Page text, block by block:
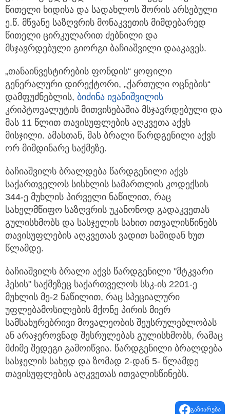
წითელი ხიდისა და სადახლოს შორის არსებული
ე.წ. მწვანე საზღვრის მონაკვეთის მიმდებარედ
წითელი ცირკულარით ძებნილი და
მსჯავრდებული გიორგი ბაჩიაშვილი დააკავეს.
„თანაინვესტირების ფონდის“ ყოფილი
გენერალური დირექტორი, „ქართული ოცნების“
დამფუძნებლის, ბიძინა ივანიშვილის
კრიპტოვალუტის მითვისებაშია მსჯავრდებული და
მას 11 წლით თავისუფლების აღკვეთა აქვს
მისჯილი. ამასთან, მას ბრალი წარდგენილი აქვს
ორ მიმდინარე საქმეზე.
ბაჩიაშვილს ბრალდება წარდგენილი აქვს
საქართველოს სისხლის სამართლის კოდექსის
344-ე მუხლის პირველი ნაწილით, რაც
სახელმწიფო საზღვრის უკანონოდ გადაკვეთას
გულისხმობს და სასჯელის სახით ითვალისწინებს
თავისუფლების აღკვეთას ვადით სამიდან ხუთ
წლამდე.
ბაჩიაშვილს ბრალი აქვს წარდგენილი "მტკვარი
ჰესის" საქმეზეც საქართველოს სსკ-ის 2201-ე
მუხლის მე-2 ნაწილით, რაც სპეციალური
უფლებამოსილების მქონე პირის მიერ
სამსახურებრივი მოვალეობის შეუსრულებლობას
ან არაჯეროვნად შესრულებას გულისხმობს, რამაც
მძიმე შედეგი გამოიწვია. წარდგენილი ბრალდება
სასჯელის სახედ და ზომად 2-დან 5- წლამდე
თავისუფლების აღკვეთას ითვალისწინებს.
გაზიარება